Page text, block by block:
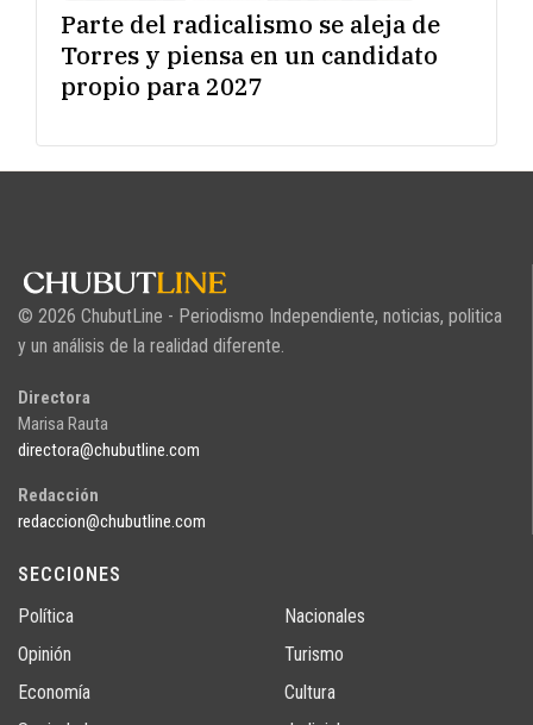
Parte del radicalismo se aleja de
Torres y piensa en un candidato
propio para 2027
© 2026 ChubutLine - Periodismo Independiente, noticias, politica
y un análisis de la realidad diferente.
Directora
Marisa Rauta
directora@chubutline.com
Redacción
redaccion@chubutline.com
SECCIONES
Política
Opinión
Economía
Nacionales
Turismo
Cultura